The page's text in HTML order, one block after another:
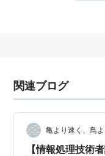
ードチェックの特殊
正符号に採用されて
関連ブログ
亀より速く、鳥よ
【情報処理技術